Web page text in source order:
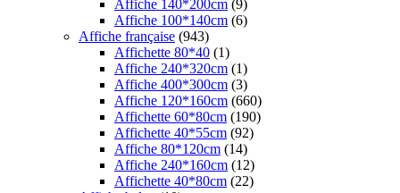
Affiche 140*200cm (9)
Affiche 100*140cm (6)
Affiche française (943)
Affichette 80*40 (1)
Affiche 240*320cm (1)
Affiche 400*300cm (3)
Affiche 120*160cm (660)
Affichette 60*80cm (190)
Affichette 40*55cm (92)
Affiche 80*120cm (14)
Affiche 240*160cm (12)
Affichette 40*80cm (22)